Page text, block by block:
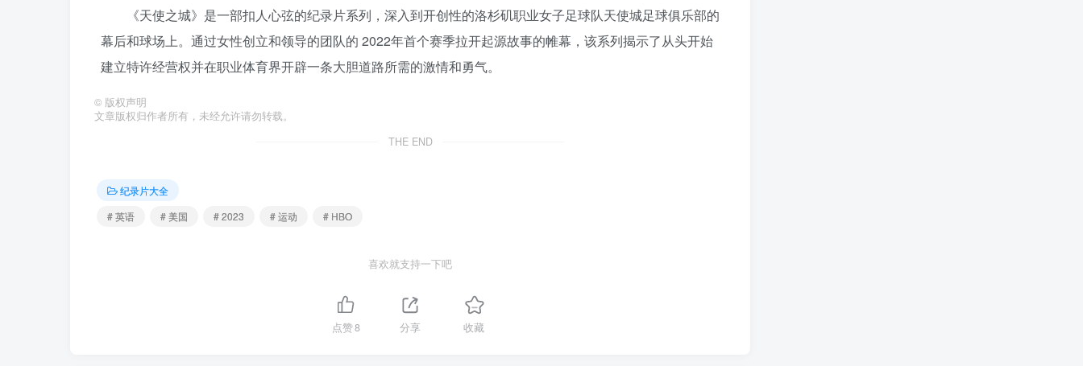
《天使之城》是一部扣人心弦的纪录片系列，深入到开创性的洛杉矶职业女子足球队天使城足球俱乐部的
幕后和球场上。通过女性创立和领导的团队的 2022年首个赛季拉开起源故事的帷幕，该系列揭示了从头开始
建立特许经营权并在职业体育界开辟一条大胆道路所需的激情和勇气。
© 版权声明
文章版权归作者所有，未经允许请勿转载。
THE END
纪录片大全
# 英语
# 美国 # 2023 # 运动 # HBO
喜欢就支持一下吧
点赞8 分享 收藏